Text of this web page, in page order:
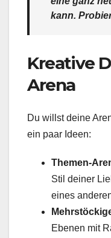
kann.
Kreative
Arena
Du willst deine
ein paar Ideen:
Themen-
Stil deiner
eines
Ebenen mit